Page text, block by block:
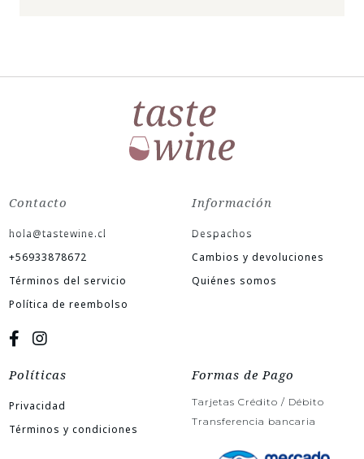
Contacto
hola@tastewine.cl
+56933878672
Términos del servicio
Política de reembolso
Información
Despachos
Cambios y devoluciones
Quiénes somos
Políticas
Privacidad
Términos y condiciones
Formas de Pago
Tarjetas Crédito / Débito
Transferencia bancaria